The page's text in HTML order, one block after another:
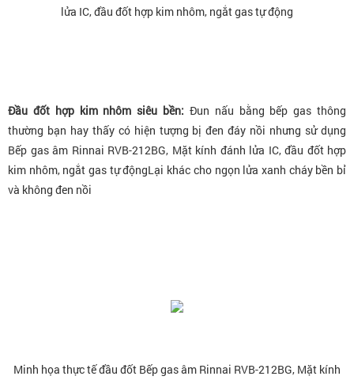
lửa IC, đầu đốt hợp kim nhôm, ngắt gas tự động
Đầu đốt hợp kim nhôm siêu bền: Đun nấu bằng bếp gas thông
thường bạn hay thấy có hiện tượng bị đen đáy nồi nhưng sử dụng
Bếp gas âm Rinnai RVB-212BG, Mặt kính đánh lửa IC, đầu đốt hợp
kim nhôm, ngắt gas tự độngLại khác cho ngọn lửa xanh cháy bền bỉ
và không đen nồi
Minh họa thực tế đầu đốt Bếp gas âm Rinnai RVB-212BG, Mặt kính